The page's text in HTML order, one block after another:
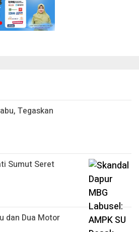
Tegaskan
Sumut Seret
dan Dua Motor